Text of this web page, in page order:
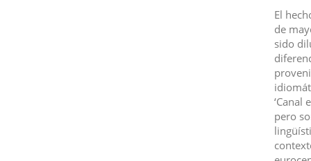
El
de
sido
‘Canal
pero